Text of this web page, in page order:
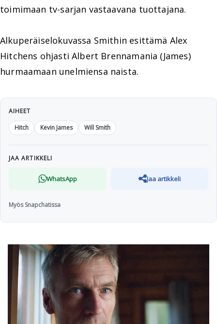
toimimaan tv-sarjan vastaavana tuottajana.
Alkuperäiselokuvassa Smithin esittämä Alex
Hitchens ohjasti Albert Brennamania (James)
hurmaamaan unelmiensa naista.
AIHEET
Hitch
Kevin James Will Smith
JAA ARTIKKELI
WhatsApp Jaa artikkeli
Myös Snapchatissa